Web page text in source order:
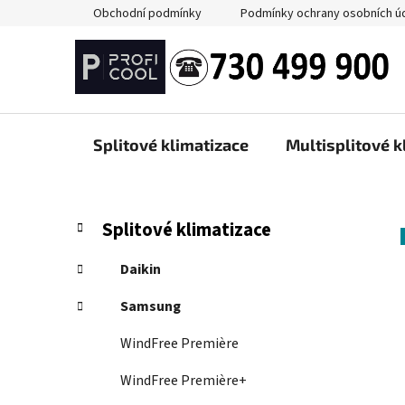
Obchodní podmínky Podmínky ochrany osobních
Splitové klimatizace Multisplitové
P
s
r
Přeskočit
kategorie
K
a
e
g
o
Splitové klimatizace
Daikin
Samsung
WindFree Première
WindFree Première+